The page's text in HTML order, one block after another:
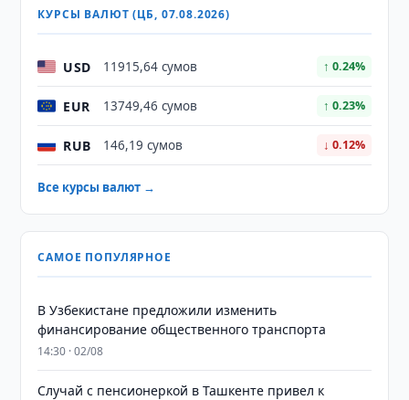
КУРСЫ ВАЛЮТ (ЦБ, 07.08.2026)
USD 11915,64 сумов ↑ 0.24%
EUR 13749,46 сумов ↑ 0.23%
RUB 146,19 сумов ↓ 0.12%
Все курсы валют →
САМОЕ ПОПУЛЯРНОЕ
В Узбекистане предложили изменить
финансирование общественного транспорта
14:30 · 02/08
Случай с пенсионеркой в Ташкенте привел к